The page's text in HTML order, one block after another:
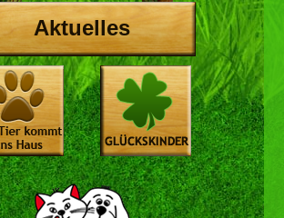
Aktuelles